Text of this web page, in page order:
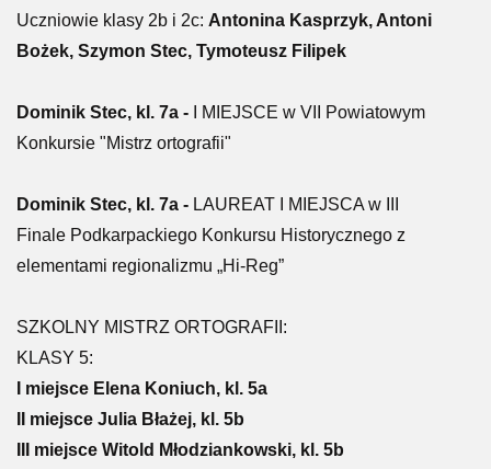
Uczniowie klasy 2b i 2c: Antonina Kasprzyk, Antoni
Bożek, Szymon Stec, Tymoteusz Filipek
Dominik Stec, kl. 7a -
I MIEJSCE w VII Powiatowym
Konkursie "Mistrz ortografii"
Dominik Stec, kl. 7a - LAUREAT I MIEJSCA w III
Finale Podkarpackiego Konkursu Historycznego z
elementami regionalizmu „Hi-Reg”
SZKOLNY MISTRZ ORTOGRAFII:
KLASY 5:
I miejsce Elena Koniuch, kl. 5a
II miejsce Julia Błażej, kl. 5b
III miejsce Witold Młodziankowski, kl. 5b